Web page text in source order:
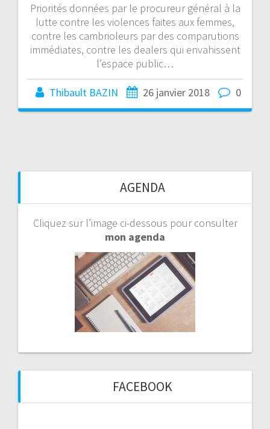
Priorités données par le procureur général à la
lutte contre les violences faites aux femmes,
contre les cambrioleurs par des comparutions
immédiates, contre les dealers qui envahissent
l’espace public…
Thibault BAZIN 26 janvier 2018 0
AGENDA
Cliquez sur l’image ci-dessous pour consulter
mon agenda
FACEBOOK